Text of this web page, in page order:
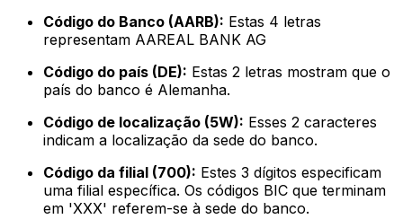
Código do Banco (AARB): Estas 4 letras
representam AAREAL BANK AG
Código do país (DE): Estas 2 letras mostram que o
país do banco é Alemanha.
Código de localização (5W): Esses 2 caracteres
indicam a localização da sede do banco.
Código da filial (700): Estes 3 dígitos especificam
uma filial específica. Os códigos BIC que terminam
em 'XXX' referem-se à sede do banco.